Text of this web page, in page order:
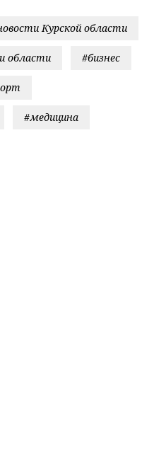
Курской области
области #бизнес
#медицина